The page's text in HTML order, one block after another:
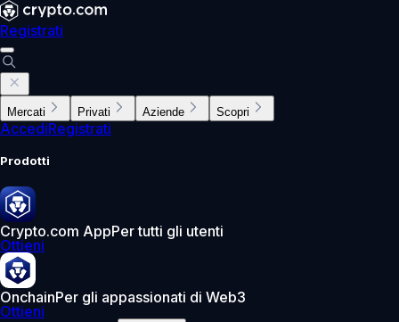
Registrati
Mercati Privati Aziende Scopri
AccediRegistrati
Prodotti
Crypto.com AppPer tutti gli utenti
Ottieni
OnchainPer gli appassionati di Web3
Ottieni